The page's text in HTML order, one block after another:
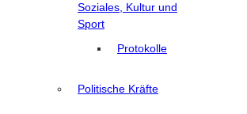
Soziales, Kultur und
Sport
Protokolle
Politische Kräfte